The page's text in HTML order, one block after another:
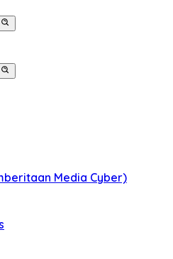
Media Cyber)